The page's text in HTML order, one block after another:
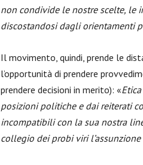
non condivide le nostre scelte, le
discostandosi dagli orientamenti
Il movimento, quindi, prende le
l’opportunità di prendere
prendere decisioni in merito): «
posizioni politiche e dai reiterati
incompatibili con la sua nostra
collegio dei probi viri